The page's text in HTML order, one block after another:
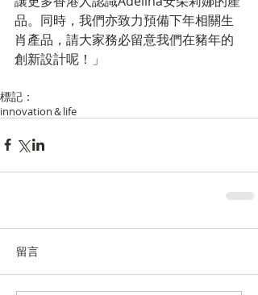
品。同時，我們亦致力預備下年相關生
肖產品，請大家務必留意我們在豬年的
創新設計呢！」
標記：
innovation＆life
留言